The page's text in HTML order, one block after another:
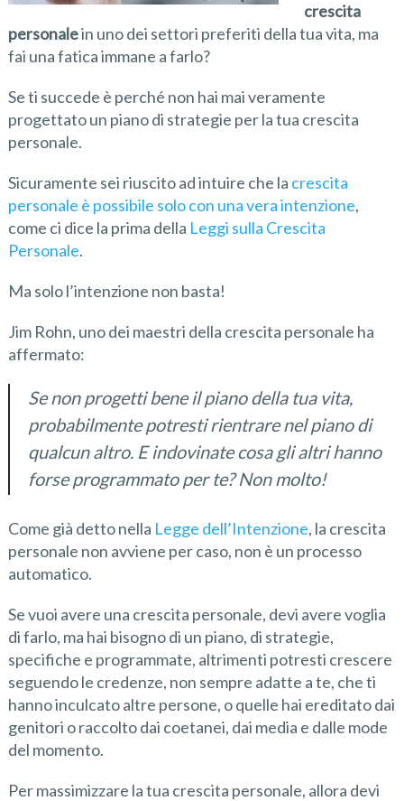
crescita
personalein uno dei settori preferiti della tua vita, ma
fai una fatica immane a farlo?
Se ti succede è perché non hai mai veramente
progettato un piano di strategie per la tua crescita
personale.
Sicuramente sei riuscito ad intuire che la crescita
personale è possibile solo con una vera intenzione,
come ci dice la prima della Leggi sulla Crescita
Personale.
Ma solo l’intenzione non basta!
Jim Rohn, uno dei maestri della crescita personale ha
affermato:
Se non progetti bene il piano della tua vita,
probabilmente potresti rientrare nel piano di
qualcun altro. E indovinate cosa gli altri hanno
forse programmato per te? Non molto!
Come già detto nella Legge dell’Intenzione, la crescita
personale non avviene per caso, non è un processo
automatico.
Se vuoi avere una crescita personale, devi avere voglia
di farlo, ma hai bisogno di un piano, di strategie,
specifiche e programmate, altrimenti potresti crescere
seguendo le credenze, non sempre adatte a te, che ti
hanno inculcato altre persone, o quelle hai ereditato dai
genitori o raccolto dai coetanei, dai media e dalle mode
del momento.
Per massimizzare la tua crescita personale, allora devi